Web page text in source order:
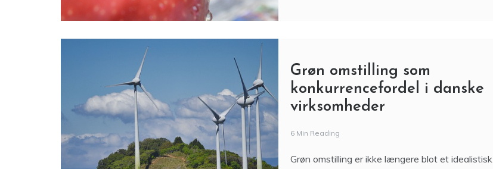
Grøn omstilling som
konkurrencefordel i danske
virksomheder
6 Min Reading
Grøn omstilling er ikke længere blot et idealistisk